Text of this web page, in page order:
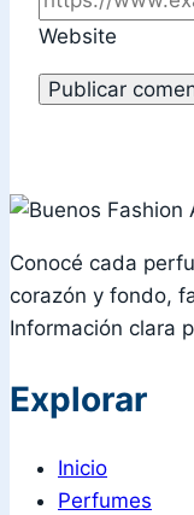
Website
Conocé cada
corazón y fondo,
Información clara
Explorar
Inicio
Perfumes